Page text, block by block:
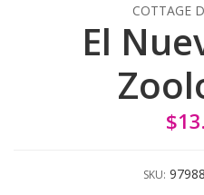
COTTAGE
El
SKU: